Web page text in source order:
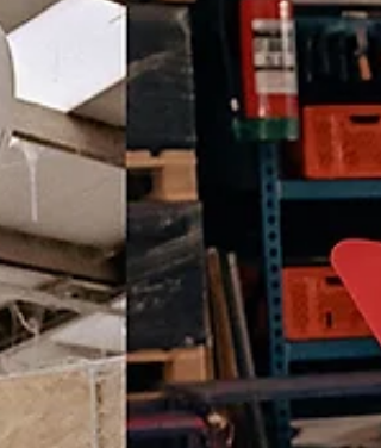
рецепты овсянки, приготовленной с вечера,
пудингов из чиа и блюд с бобовыми –
пользователи делятся креативными
способами «максимизировать» ежедневное
потребление клетчатки, часто стремясь
значительно превы